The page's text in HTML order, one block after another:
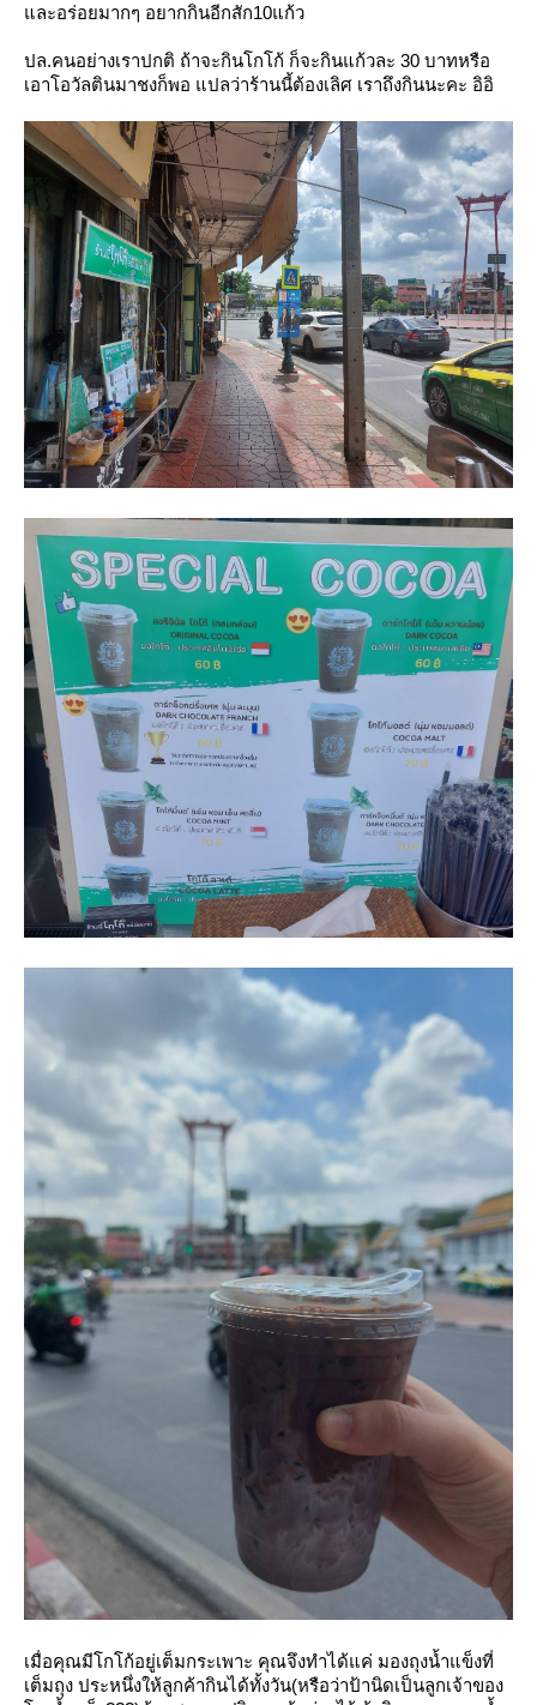
ละอร่อยมากๆ อยากกินอีกสัก10แก้ว
ปล.คนอย่างเราปกติ ถ้าจะกินโกโก้ ก็จะกินแก้วละ 30 บาทหรือ
เอาโอวัลตินมาชงก็พอ แปลว่าร้านนี้ต้องเลิศ เราถึงกินนะคะ อิอิ
เมื่อคุณมีโกโก้อยู่เต็มกระเพาะ คุณจึงทำได้แค่ มองถุงน้ำแข็งที่
เต็มถุง ประหนึ่งให้ลูกค้ากินได้ทั้งวัน(หรือว่าป้านิดเป็นลูกเจ้าของ